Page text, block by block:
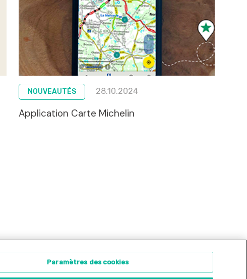
NOUVEAUTÉS 28.10.2024
Application Carte Michelin
Paramètres des cookies